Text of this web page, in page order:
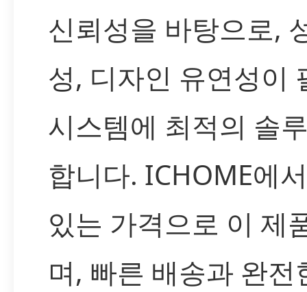
신뢰성을 바탕으로,
성, 디자인 유연성이
시스템에 최적의 솔
합니다. ICHOME에
있는 가격으로 이 제
며, 빠른 배송과 완전